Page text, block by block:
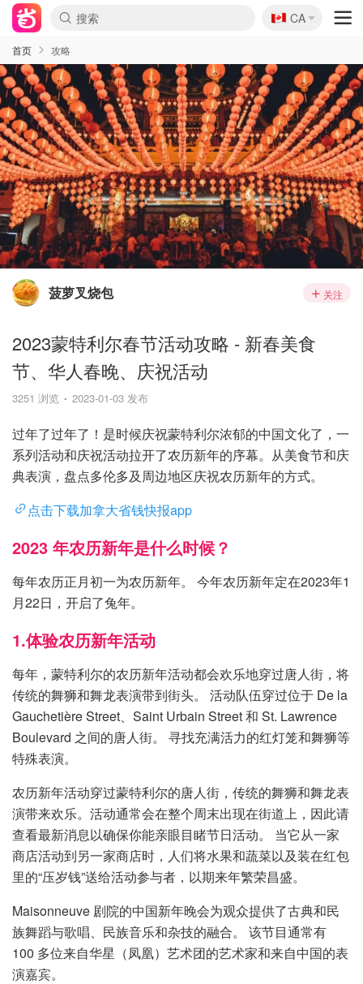
🇨🇦
CA
首页 攻略
菠萝叉烧包 关注
2023蒙特利尔春节活动攻略 - 新春美食
节、华人春晚、庆祝活动
3251 浏览 2023-01-03 发布
过年了过年了！是时候庆祝蒙特利尔浓郁的中国文化了，一
系列活动和庆祝活动拉开了农历新年的序幕。从美食节和庆
典表演，盘点多伦多及周边地区庆祝农历新年的方式。
点击下载加拿大省钱快报app
2023 年农历新年是什么时候？
每年农历正月初一为农历新年。 今年农历新年定在2023年1
月22日，开启了兔年。
1.体验农历新年活动
每年，蒙特利尔的农历新年活动都会欢乐地穿过唐人街，将
传统的舞狮和舞龙表演带到街头。 活动队伍穿过位于 De la
Gauchetière Street、Saint Urbain Street 和 St. Lawrence
Boulevard 之间的唐人街。 寻找充满活力的红灯笼和舞狮等
特殊表演。
农历新年活动穿过蒙特利尔的唐人街，传统的舞狮和舞龙表
演带来欢乐。活动通常会在整个周末出现在街道上，因此请
查看最新消息以确保你能亲眼目睹节日活动。 当它从一家
商店活动到另一家商店时，人们将水果和蔬菜以及装在红包
里的“压岁钱”送给活动参与者，以期来年繁荣昌盛。
Maisonneuve 剧院的中国新年晚会为观众提供了古典和民
族舞蹈与歌唱、民族音乐和杂技的融合。 该节目通常有
100 多位来自华星（凤凰）艺术团的艺术家和来自中国的表
演嘉宾。